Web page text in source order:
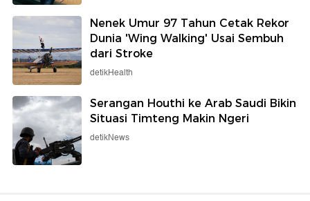
Nenek Umur 97 Tahun Cetak Rekor
Dunia 'Wing Walking' Usai Sembuh
dari Stroke
detikHealth
Serangan Houthi ke Arab Saudi Bikin
Situasi Timteng Makin Ngeri
detikNews